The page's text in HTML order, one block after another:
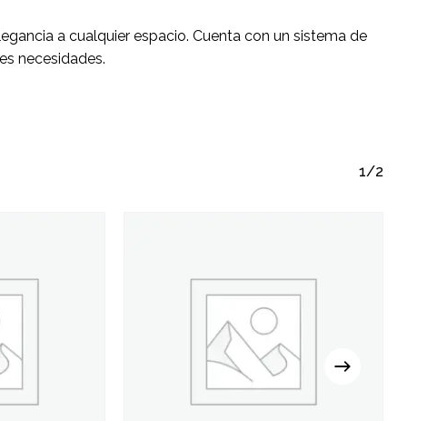
a cualquier espacio. Cuenta con un sistema de
necesidades.
1/2